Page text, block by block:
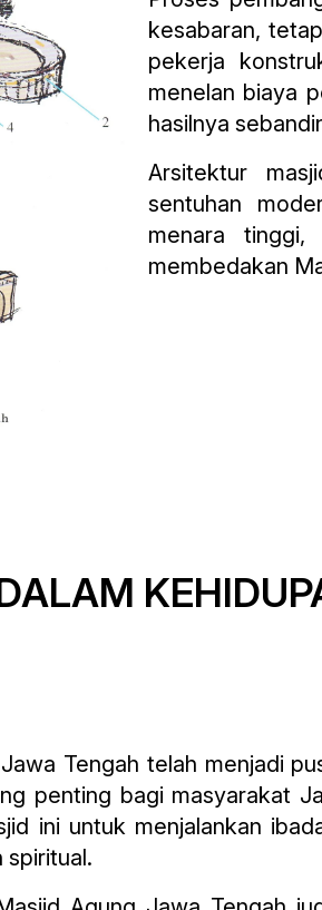
kesabaran,
pekerja
menelan biaya
hasilnya
Arsitektur
sentuhan
menara
membedakan
Tengah telah menjadi
penting bagi masyarakat
ini untuk menjalankan
spiritual.